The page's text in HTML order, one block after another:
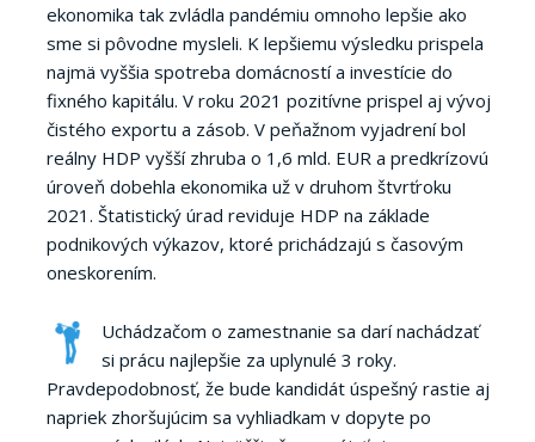
ekonomika tak zvládla pandémiu omnoho lepšie ako
sme si pôvodne mysleli. K lepšiemu výsledku prispela
najmä vyššia spotreba domácností a investície do
fixného kapitálu. V roku 2021 pozitívne prispel aj vývoj
čistého exportu a zásob. V peňažnom vyjadrení bol
reálny HDP vyšší zhruba o 1,6 mld. EUR a predkrízovú
úroveň dobehla ekonomika už v druhom štvrťroku
2021. Štatistický úrad reviduje HDP na základe
podnikových výkazov, ktoré prichádzajú s časovým
oneskorením.
Uchádzačom o zamestnanie sa darí nachádzať
si prácu najlepšie za uplynulé 3 roky.
Pravdepodobnosť, že bude kandidát úspešný rastie aj
napriek zhoršujúcim sa vyhliadkam v dopyte po